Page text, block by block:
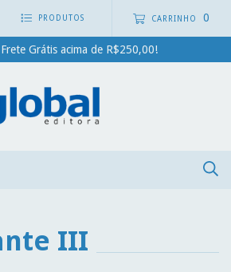
PRODUTOS CARRINHO 0
Grátis acima de R$250,00!
III